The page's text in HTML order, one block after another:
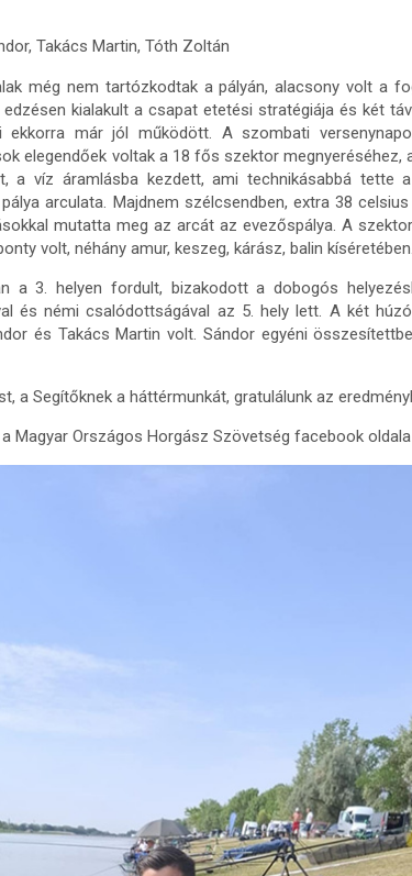
Takács Martin, Tóth Zoltán
még nem tartózkodtak a pályán, alacsony volt a
kialakult a csapat etetési stratégiája és két
ekkorra már jól működött. A szombati
elegendőek voltak a 18 fős szektor
a víz áramlásba kezdett, ami technikásabbá tette
arculata. Majdnem szélcsendben, extra 38
mutatta meg az arcát az evezőspálya. A
volt, néhány amur, keszeg, kárász, balin kíséretében.
a 3. helyen fordult, bizakodott a dobogós
és némi csalódottságával az 5. hely lett. A két
és Takács Martin volt. Sándor egyéni
a Segítőknek a háttérmunkát, gratulálunk az
Magyar Országos Horgász Szövetség facebook oldala